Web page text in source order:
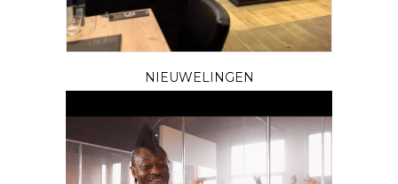
NIEUWELINGEN